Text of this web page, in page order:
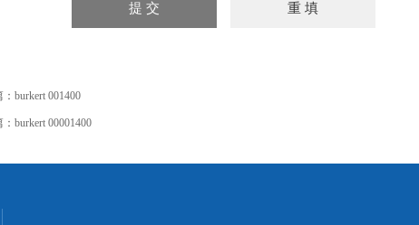
burkert 001400
burkert 00001400